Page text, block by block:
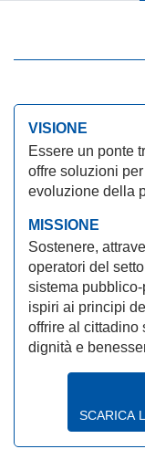
VISIONE
Essere un ponte
offre soluzioni
evoluzione della
MISSIONE
Sostenere,
operatori del
sistema
ispiri ai principi
offrire al cittadino
dignità e
SCARICA